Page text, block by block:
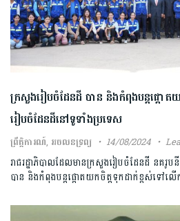
ក្រសួងរៀបចំដែន​ដី​ ​បាន​ និងកំពុងបន្តផ្តោត
រៀបចំដែនដីនៅទូទាំងប្រទេស
ព្រឹត្តិការណ៍, អចលនទ្រព្យ 14/08/2024
រាជរដ្ឋាភិបាល​ដែល​មាន​ក្រសួងរៀបចំដែនដី នគ
បាន​ និងកំពុងបន្តផ្តោតយកចិត្តទុកដាក់ខ្ពស់ទៅល